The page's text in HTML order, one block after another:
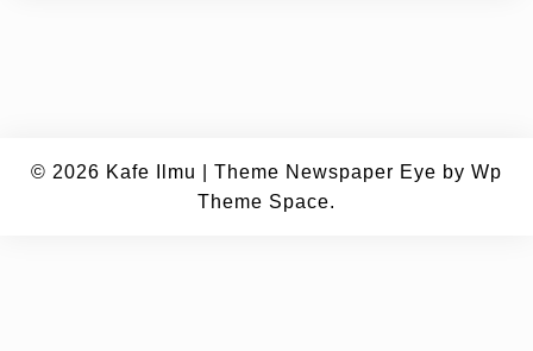
© 2026 Kafe Ilmu Theme Newspaper Eye by Wp
Theme Space.